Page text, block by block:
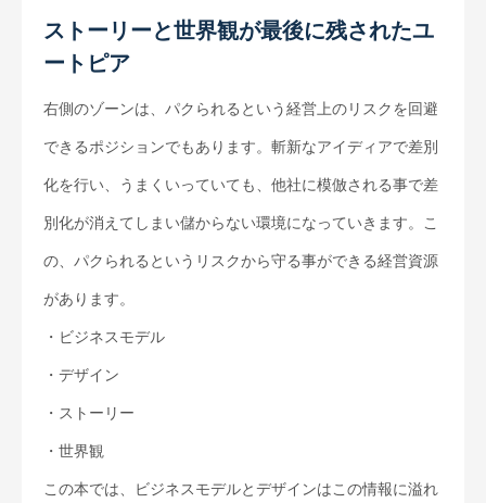
ストーリーと世界観が最後に残されたユ
ートピア
右側のゾーンは、パクられるという経営上のリスクを回避
できるポジションでもあります。斬新なアイディアで差別
化を行い、うまくいっていても、他社に模倣される事で差
別化が消えてしまい儲からない環境になっていきます。こ
の、パクられるというリスクから守る事ができる経営資源
があります。
・ビジネスモデル
・デザイン
・ストーリー
・世界観
この本では、ビジネスモデルとデザインはこの情報に溢れ